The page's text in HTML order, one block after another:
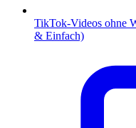
TikTok-Videos ohne
& Einfach)